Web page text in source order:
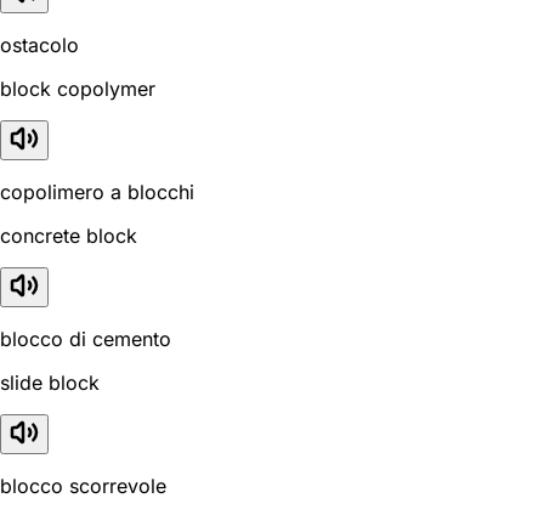
ostacolo
block copolymer
copolimero a blocchi
concrete block
blocco di cemento
slide block
blocco scorrevole